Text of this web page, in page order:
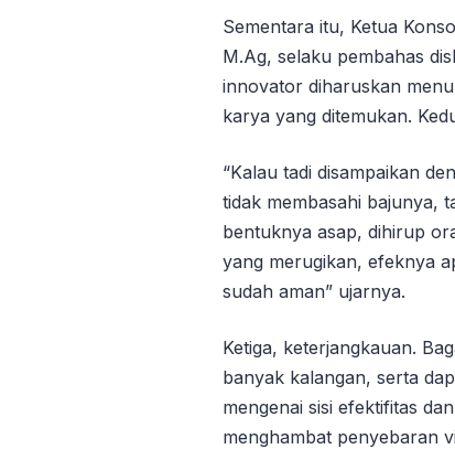
Sementara itu, Ketua
M.Ag, selaku pembahas
innovator diharuskan
karya yang ditemukan.
“Kalau tadi disampaikan
tidak membasahi bajunya,
bentuknya asap, dihirup
yang merugikan, efeknya
sudah aman” ujarnya.
Ketiga, keterjangkauan.
banyak kalangan, serta
mengenai sisi efektifitas
menghambat penyebaran